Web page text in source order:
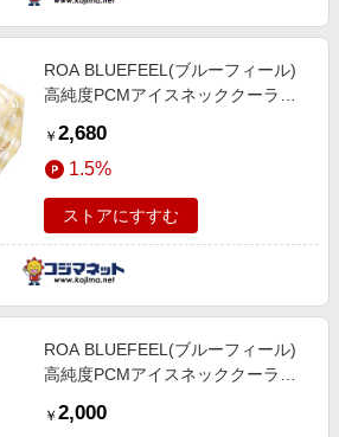
ROA BLUEFEEL(ブルーフィール)
高純度PCMアイスネッククーラー
￥ 2,680
1.5%
ストアにすすむ
ROA BLUEFEEL(ブルーフィール)
高純度PCMアイスネッククーラー
￥ 2,000